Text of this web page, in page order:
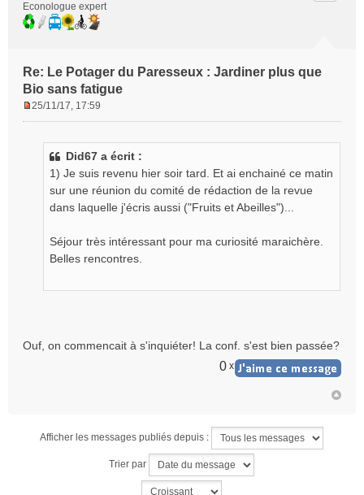
Econologue expert
Re: Le Potager du Paresseux : Jardiner plus que
Bio sans fatigue
25/11/17, 17:59
Did67 a écrit :
1) Je suis revenu hier soir tard. Et ai enchainé ce matin
sur une réunion du comité de rédaction de la revue
dans laquelle j'écris aussi ("Fruits et Abeilles")...
Séjour très intéressant pour ma curiosité maraichère.
Belles rencontres.
Ouf, on commencait à s'inquiéter! La conf. s'est bien passée?
0 x
Afficher les messages publiés depuis :
Trier par